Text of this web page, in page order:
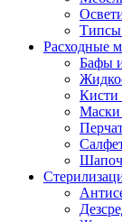
Расходные
Бафы
Кисти
Маски